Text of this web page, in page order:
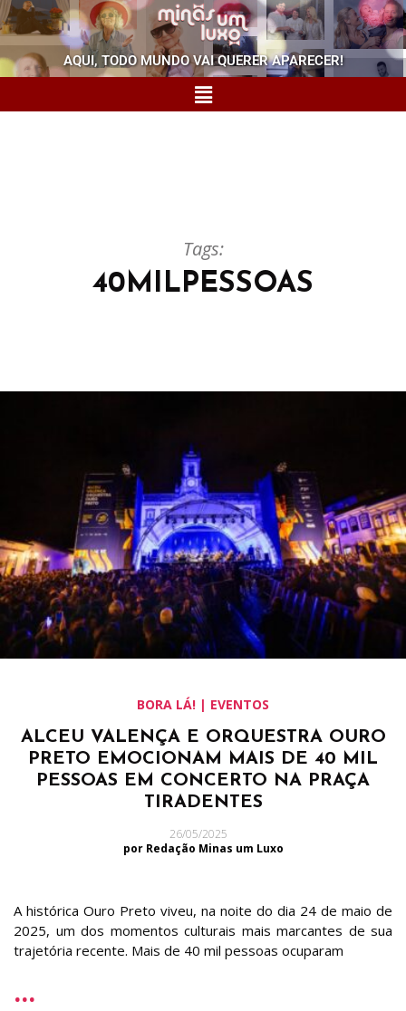
AQUI, TODO MUNDO VAI QUERER APARECER!
Tags:
40MILPESSOAS
BORA LÁ! | EVENTOS
ALCEU VALENÇA E ORQUESTRA OURO
PRETO EMOCIONAM MAIS DE 40 MIL
PESSOAS EM CONCERTO NA PRAÇA
TIRADENTES
26/05/2025
por Redação Minas um Luxo
A histórica Ouro Preto viveu, na noite do dia 24 de maio de
2025, um dos momentos culturais mais marcantes de sua
trajetória recente. Mais de 40 mil pessoas ocuparam